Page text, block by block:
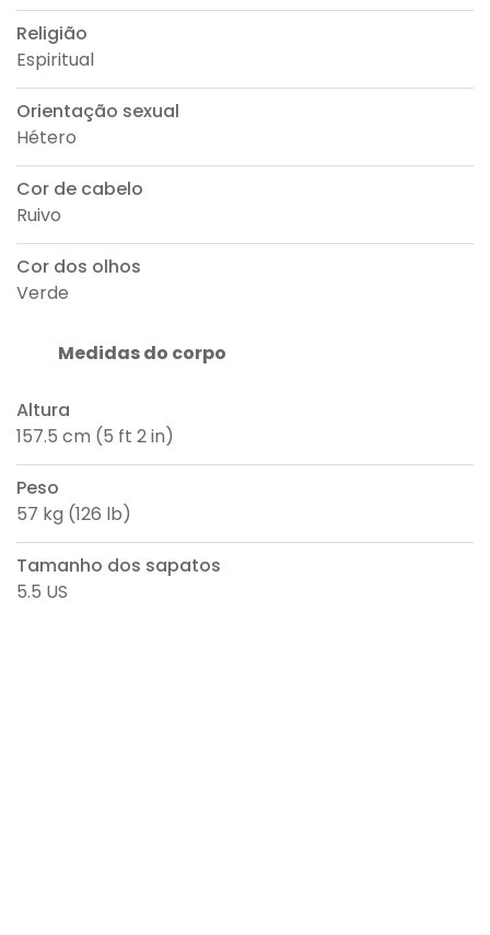
Religião
Espiritual
Orientação sexual
Hétero
Cor de cabelo
Ruivo
Cor dos olhos
Verde
Medidas do corpo
Altura
157.5 cm (5 ft 2 in)
Peso
57 kg (126 lb)
Tamanho dos sapatos
5.5 US